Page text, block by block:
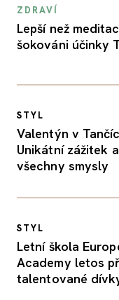
ZDRAVÍ
Lepší než
šokováni účinky
STYL
Valentýn v
Unikátní zážitek
všechny smysly
STYL
Letní škola
Academy letos
talentované